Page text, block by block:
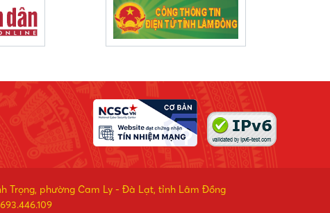
Trọng, phường Cam Ly - Đà Lạt, tỉnh Lâm Đồng